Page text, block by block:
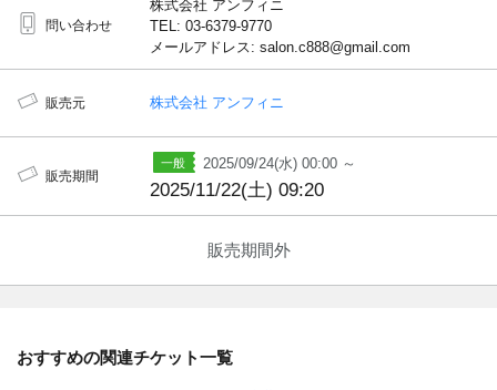
問い合わせ
株式会社 アンフィニ
TEL: 03-6379-9770
メールアドレス: salon.c888@gmail.com
販売元 株式会社 アンフィニ
販売期間
2025/09/24(水) 00:00 ～
2025/11/22(土) 09:20
販売期間外
おすすめの関連チケット一覧